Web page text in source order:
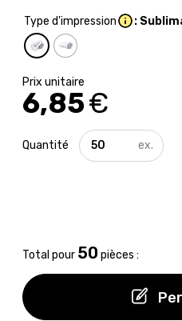
Type d'impression :
6,85€
quantité
de
x
40
Total pour 50 pièces :